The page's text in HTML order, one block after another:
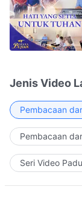
Jenis Video
Pembacaan
Pembacaan
Seri Video